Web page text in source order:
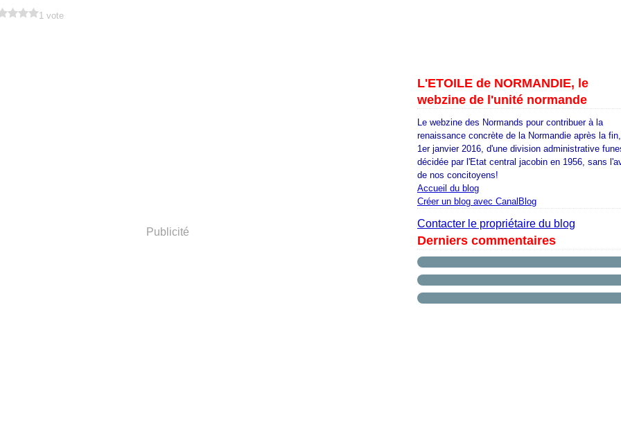
1 vote
Publicité
L'ETOILE de NORMANDIE, le
webzine de l'unité normande
Le webzine des Normands pour contribuer à la
renaissance concrète de la Normandie après la
1er janvier 2016, d'une division administrative
décidée par l'Etat central jacobin en 1956, sans
de nos concitoyens!
Accueil du blog
Créer un blog avec CanalBlog
Contacter le propriétaire du blog
Derniers commentaires